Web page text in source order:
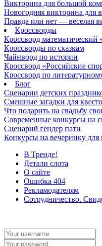
Викторина для большой
Новогодняя викторина для
Правда или нет — веселая
Кроссворды
Кроссворд математический
Кроссворды по сказкам
Чайнворд по истории
Кроссворд «Российские
Кроссворд по
Блог
Сценарии детских
Смешные загадки для
Что подарить на свадьбу
Современные конкурсы на
Сценарий гендер пати
Конкурсы на вечеринку для
В Тренде!
Детали слота
О сайте
Ошибка 404
Рекламодателям
Сотрудничество.